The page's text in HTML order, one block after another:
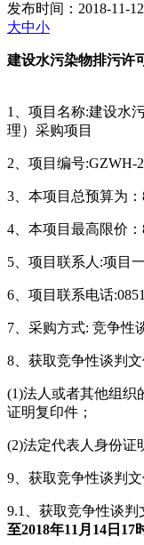
发布时间：2018-11-12
大中小
建设水污染物排污许
1、项目名称:建设水
理）采购
2、项目编号:GZWH-
3、本项目总预算为：
4、本项目最高限价：
5、项目联系人:项目
6、项目联系电话
7、采购方式: 竞争性
8、获取竞争性谈判文
(1)法人或者其他组织
证明复印件；
(2)法定代表人身份证
9、获取竞争性谈判
9.1、获取竞争性谈判
至2018年11月 14 日 17